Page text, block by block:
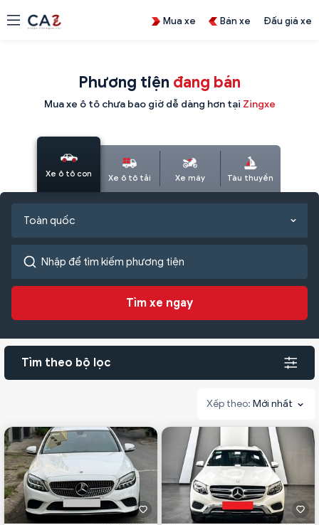
Mua xe Bán xe Đấu giá xe
Phương tiện đang bán
Mua xe ô tô chưa bao giờ dễ dàng hơn tại Zingxe
Xe ô tô con Xe ô tô tải Xe máy Tàu thuyền
Toàn quốc
Tìm xe ngay
Tìm theo bộ lọc
Mới nhất